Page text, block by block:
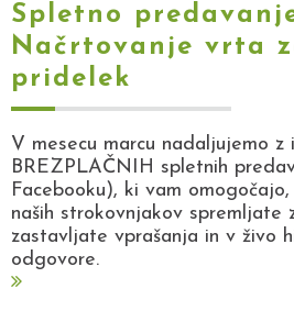
Spletno
Načrtovanje vrta
pridelek
V mesecu marcu nadaljujemo z
BREZPLAČNIH spletnih
Facebooku), ki vam
naših strokovnjakov spremljate
zastavljate vprašanja in v živo
odgovore.